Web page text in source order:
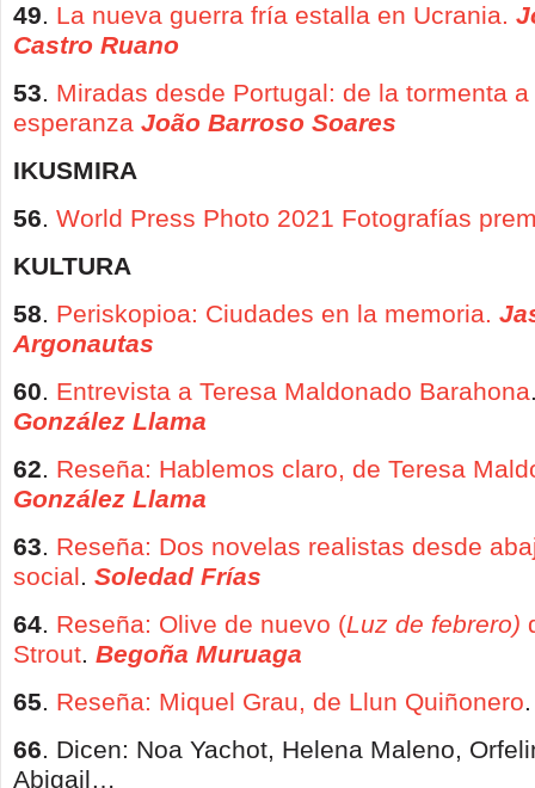
49. La nueva guerra fría estalla en Ucrania.
Castro Ruano
53. Miradas desde Portugal: de la tormenta
esperanza João Barroso Soares
IKUSMIRA
56. World Press Photo 2021 Fotografías
KULTURA
58. Periskopioa: Ciudades en la memoria.
Argonautas
60. Entrevista a Teresa Maldonado Barahona
González Llama
62. Reseña: Hablemos claro, de Teresa
González Llama
63. Reseña: Dos novelas realistas desde
social. Soledad Frías
64. Reseña: Olive de nuevo (Luz de febrero)
Strout. Begoña Muruaga
65. Reseña: Miquel Grau, de Llun Quiñonero
66. Dicen: Noa Yachot, Helena Maleno,
Abigail…